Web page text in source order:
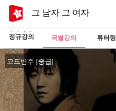
그 남자 그 여자
정규강의 곡별강의 튜터링
코드반주 [중급]